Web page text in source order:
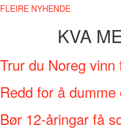
FLEIRE NYHENDE
KVA
Trur du Noreg vinn
Redd for å dumme
Bør 12-åringar få